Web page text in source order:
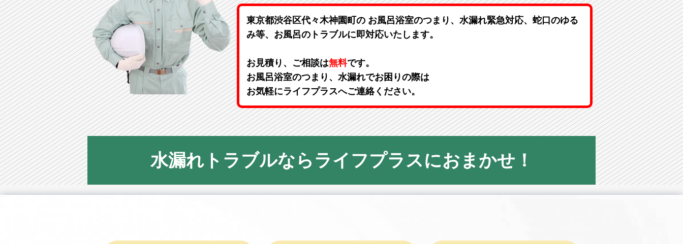
東京都渋谷区代々木神園町の お風呂浴室のつまり、水漏れ緊急対応、蛇口のゆる
み等、お風呂のトラブルに即対応いたします。
お見積り、ご相談は無料です。
お風呂浴室のつまり、水漏れでお困りの際は
お気軽にライフプラスへご連絡ください。
水漏れトラブルならライフプラスにおまかせ！